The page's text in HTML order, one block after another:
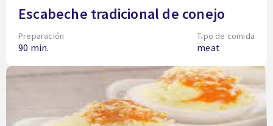
Escabeche tradicional de conejo
Preparación
90 min.
Tipo de comida
meat